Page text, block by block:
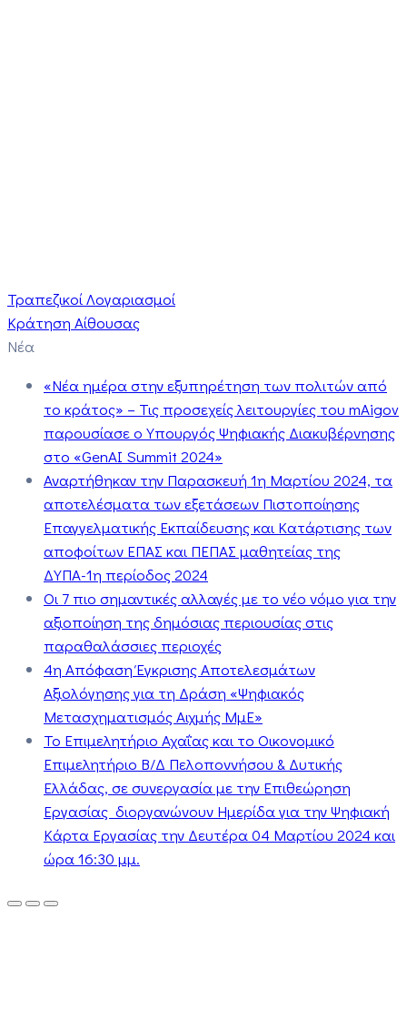
Τραπεζικοί Λογαριασμοί
Κράτηση Αίθουσας
Νέα
«Νέα ημέρα στην εξυπηρέτηση των πολιτών από
το κράτος» – Τις προσεχείς λειτουργίες του mAigov
παρουσίασε ο Υπουργός Ψηφιακής Διακυβέρνησης
στο «GenAI Summit 2024»
Αναρτήθηκαν την Παρασκευή 1η Μαρτίου 2024, τα
αποτελέσματα των εξετάσεων Πιστοποίησης
Επαγγελματικής Εκπαίδευσης και Κατάρτισης των
αποφοίτων ΕΠΑΣ και ΠΕΠΑΣ μαθητείας της
ΔΥΠΑ-1η περίοδος 2024
Οι 7 πιο σημαντικές αλλαγές με το νέο νόμο για την
αξιοποίηση της δημόσιας περιουσίας στις
παραθαλάσσιες περιοχές
4η Απόφαση Έγκρισης Αποτελεσμάτων
Αξιολόγησης για τη Δράση «Ψηφιακός
Μετασχηματισμός Αιχμής ΜμΕ»
Το Επιμελητήριο Αχαΐας και το Οικονομικό
Επιμελητήριο Β/Δ Πελοποννήσου & Δυτικής
Ελλάδας, σε συνεργασία με την Επιθεώρηση
Εργασίας διοργανώνουν Ημερίδα για την Ψηφιακή
Κάρτα Εργασίας την Δευτέρα 04 Μαρτίου 2024 και
ώρα 16:30 μμ.